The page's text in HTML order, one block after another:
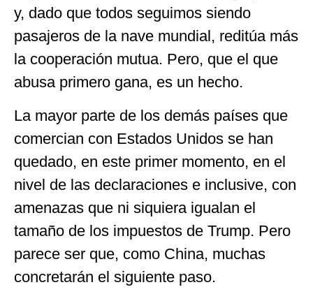
y, dado que todos seguimos siendo
pasajeros de la nave mundial, reditúa más
la cooperación mutua. Pero, que el que
abusa primero gana, es un hecho.
La mayor parte de los demás países que
comercian con Estados Unidos se han
quedado, en este primer momento, en el
nivel de las declaraciones e inclusive, con
amenazas que ni siquiera igualan el
tamaño de los impuestos de Trump. Pero
parece ser que, como China, muchas
concretarán el siguiente paso.